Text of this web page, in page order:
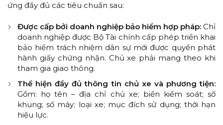
ứng đầy đủ các tiêu chuẩn sau:
Được cấp bởi doanh nghiệp bảo hiểm hợp pháp: Chỉ
doanh nghiệp được Bộ Tài chính cấp phép triển khai
bảo hiểm trách nhiệm dân sự mới được quyền phát
hành giấy chứng nhận. Chủ xe phải mang theo khi
tham gia giao thông.
Thể hiện đầy đủ thông tin chủ xe và phương tiện:
Gồm: họ tên – địa chỉ chủ xe; biển kiểm soát; số
khung; số máy; loại xe; mục đích sử dụng; thời hạn
hiệu lực.